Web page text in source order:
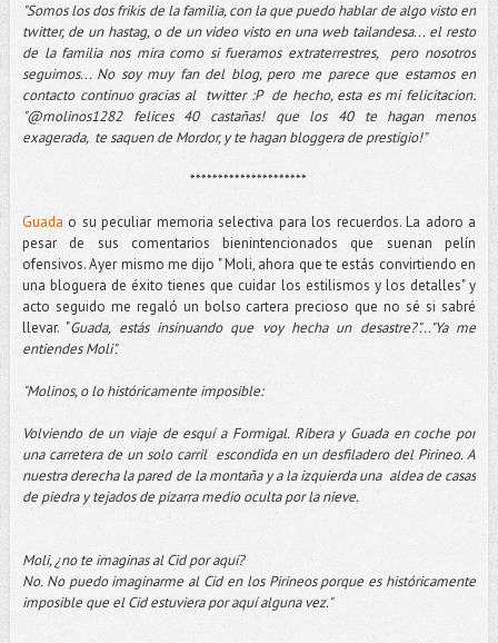
"Somos los dos frikis de la familia, con la que puedo hablar de algo visto en
twitter, de un hastag, o de un video visto en una web tailandesa... el resto
de la familia nos mira como si fueramos extraterrestres, pero nosotros
seguimos... No soy muy fan del blog, pero me parece que estamos en
contacto continuo gracias al twitter :P de hecho, esta es mi felicitacion:
"@molinos1282 felices 40 castañas! que los 40 te hagan menos
exagerada, te saquen de Mordor, y te hagan bloggera de prestigio!"
*********************
Guada o su peculiar memoria selectiva para los recuerdos. La adoro a
pesar de sus comentarios bienintencionados que suenan pelín
ofensivos. Ayer mismo me dijo " Moli, ahora que te estás convirtiendo en
una bloguera de éxito tienes que cuidar los estilismos y los detalles" y
acto seguido me regaló un bolso cartera precioso que no sé si sabré
llevar. "Guada, estás insinuando que voy hecha un desastre?"..."Ya me
entiendes Moli".
"Molinos, o lo históricamente imposible:
Volviendo de un viaje de esquí a Formigal. Ribera y Guada en coche por
una carretera de un solo carril escondida en un desfiladero del Pirineo. A
nuestra derecha la pared de la montaña y a la izquierda una aldea de casas
de piedra y tejados de pizarra medio oculta por la nieve.
Moli, ¿no te imaginas al Cid por aquí?
No. No puedo imaginarme al Cid en los Pirineos porque es históricamente
imposible que el Cid estuviera por aquí alguna vez."